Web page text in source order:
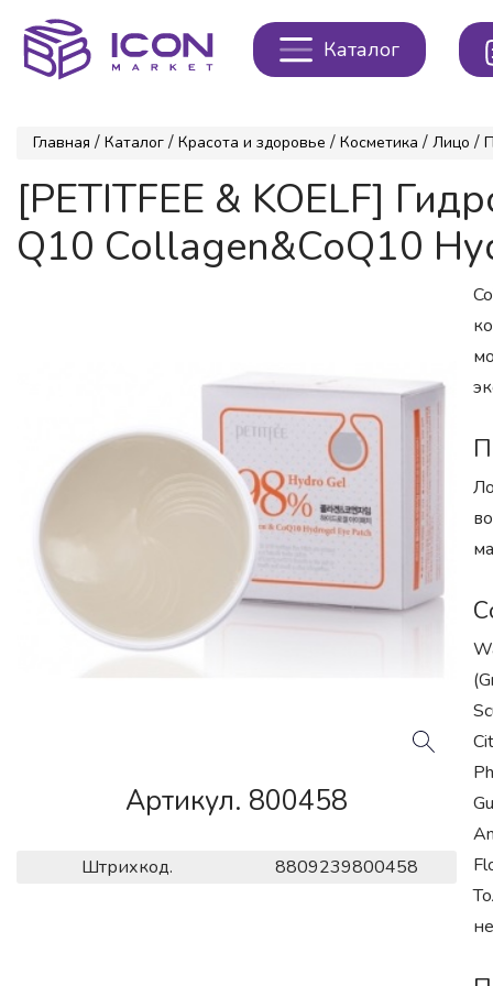
Каталог
Главная / Каталог / Красота и здоровье / Косметика / Лицо /
[PETITFEE & KOELF]
Q10 Collagen&CoQ10
Артикул. 800458
Штрихкод. 8809239800458